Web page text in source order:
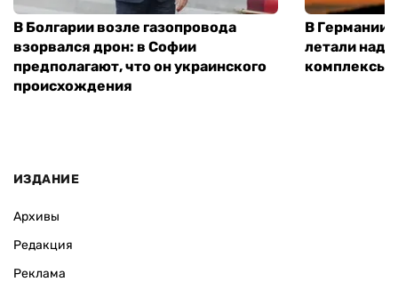
В Болгарии возле газопровода
взорвался дрон: в Софии
предполагают, что он украинского
происхождения
В Германии
летали над
комплексы
ИЗДАНИЕ
Архивы
Редакция
Реклама